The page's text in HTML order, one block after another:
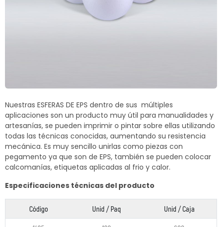
Nuestras ESFERAS DE EPS dentro de sus múltiples
aplicaciones son un producto muy útil para manualidades y
artesanías, se pueden imprimir o pintar sobre ellas utilizando
todas las técnicas conocidas, aumentando su resistencia
mecánica. Es muy sencillo unirlas como piezas con
pegamento ya que son de EPS, también se pueden colocar
calcomanías, etiquetas aplicadas al frio y calor.
Especificaciones técnicas del producto
Código Unid / Paq Unid / Caja